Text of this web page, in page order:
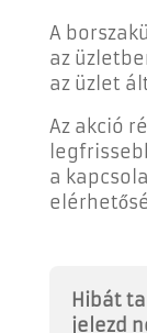
A
az
az üzlet
Az akció
a
Hibát
jelezd